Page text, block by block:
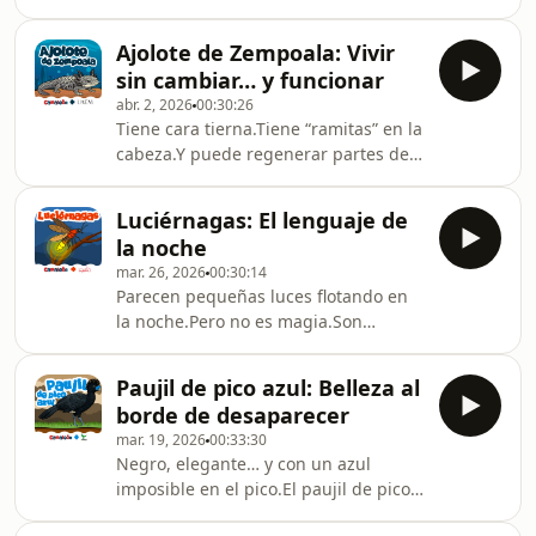
sumergirte en una aventura selvática
llena de curiosidades y aprendizaje!
🌿⚛️ Únete
felino raro, rápido y sigiloso.En este
episodio descubrimos cómo vive,
cómo caza y por qué hace las cosas
diferente a otros gatos.⚛️ Únete a
&quot;⁠⁠⁠⁠⁠⁠⁠⁠⁠⁠⁠⁠⁠⁠⁠⁠⁠⁠⁠⁠⁠El Club de los Curiosos⁠⁠⁠⁠⁠⁠⁠⁠⁠⁠⁠⁠⁠⁠⁠⁠⁠⁠⁠⁠⁠&quot;📱
Envía las preguntas de tus peques: ⁠⁠⁠⁠⁠⁠⁠
Ajolote de Zempoala: Vivir
sin cambiar… y funcionar
abr. 2, 202600:30:26
Tiene cara tierna.Tiene “ramitas” en la
cabeza.Y puede regenerar partes de
viviendo en el agua… y eso le
funciona.En este episodio
descubrimos cómo vive, por qué es
tan especial y por qué necesita un
ecosistema sano para sobrevivir.Fotos
de: Biólogo Antonio Reynoso⚛️ Únete
a &quot;⁠⁠⁠⁠⁠⁠⁠⁠⁠⁠⁠⁠⁠⁠⁠⁠⁠⁠⁠⁠El Club de los Curiosos⁠⁠⁠⁠⁠⁠⁠
Luciérnagas: El lenguaje de
la noche
mar. 26, 202600:30:14
Parecen pequeñas luces flotando en
la noche.Pero no es magia.Son
pareja y sobrevivir.En este episodio
descubrimos cómo lo hacen… y por
qué cada vez las vemos menos.⚛️
Únete a &quot;⁠⁠⁠⁠⁠⁠⁠⁠⁠⁠⁠⁠⁠⁠⁠⁠⁠⁠⁠El Club de los
Curiosos⁠⁠⁠⁠⁠⁠⁠⁠⁠⁠⁠⁠⁠⁠⁠⁠⁠⁠⁠&quot;📱 Envía las preguntas
de tus peques: ⁠⁠⁠⁠⁠⁠⁠⁠⁠⁠⁠⁠⁠⁠⁠⁠⁠⁠⁠⁠⁠⁠⁠⁠⁠Información⁠⁠⁠⁠⁠⁠⁠⁠⁠⁠⁠⁠⁠
Paujil de pico azul: Belleza al
borde de desaparecer
mar. 19, 202600:33:30
Negro, elegante… y con un azul
imposible en el pico.El paujil de pico